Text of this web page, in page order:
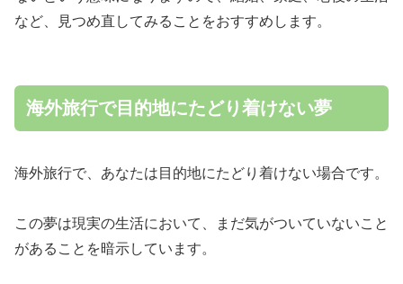
など、見つめ直してみることをおすすめします。
海外旅行で目的地にたどり着けない夢
海外旅行で、あなたは目的地にたどり着けない場合です。
この夢は現実の生活において、まだ気がついていないこと
があることを暗示しています。